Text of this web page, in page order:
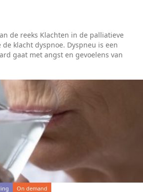
de reeks Klachten in de palliatieve
klacht dyspnoe. Dyspneu is een
gaat met angst en gevoelens van
een grote impact heeft op patiënten
On demand